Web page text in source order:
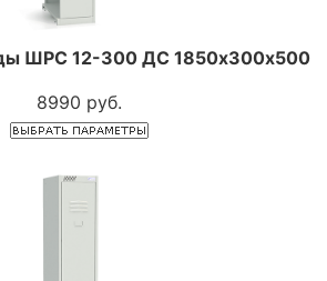
ШРС 12-300 ДС 1850х300х500
8990 руб.